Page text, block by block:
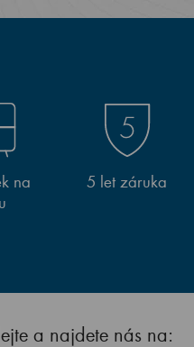
na
5 let záruka
a najdete nás na: